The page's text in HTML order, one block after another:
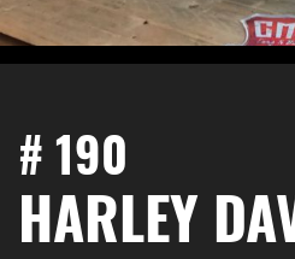
# 190
HARLEY